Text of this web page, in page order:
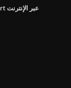
كيف يمكنني التقدم بطلب للحصول على بطاقة walmart عبر الإنترنت